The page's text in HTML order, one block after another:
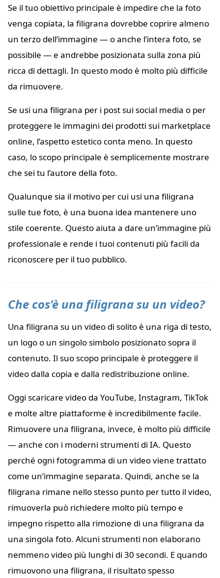
Se il tuo obiettivo principale è impedire che la foto
venga copiata, la filigrana dovrebbe coprire almeno
un terzo dell’immagine — o anche l’intera foto, se
possibile — e andrebbe posizionata sulla zona più
ricca di dettagli. In questo modo è molto più difficile
da rimuovere.
Se usi una filigrana per i post sui social media o per
proteggere le immagini dei prodotti sui marketplace
online, l’aspetto estetico conta meno. In questo
caso, lo scopo principale è semplicemente mostrare
che sei tu l’autore della foto.
Qualunque sia il motivo per cui usi una filigrana
sulle tue foto, è una buona idea mantenere uno
stile coerente. Questo aiuta a dare un’immagine più
professionale e rende i tuoi contenuti più facili da
riconoscere per il tuo pubblico.
Che cos’è una filigrana su un video?
Una filigrana su un video di solito è una riga di testo,
un logo o un singolo simbolo posizionato sopra il
contenuto. Il suo scopo principale è proteggere il
video dalla copia e dalla redistribuzione online.
Oggi scaricare video da YouTube, Instagram, TikTok
e molte altre piattaforme è incredibilmente facile.
Rimuovere una filigrana, invece, è molto più difficile
— anche con i moderni strumenti di IA. Questo
perché ogni fotogramma di un video viene trattato
come un’immagine separata. Quindi, anche se la
filigrana rimane nello stesso punto per tutto il video,
rimuoverla può richiedere molto più tempo e
impegno rispetto alla rimozione di una filigrana da
una singola foto. Alcuni strumenti non elaborano
nemmeno video più lunghi di 30 secondi. E quando
rimuovono una filigrana, il risultato spesso